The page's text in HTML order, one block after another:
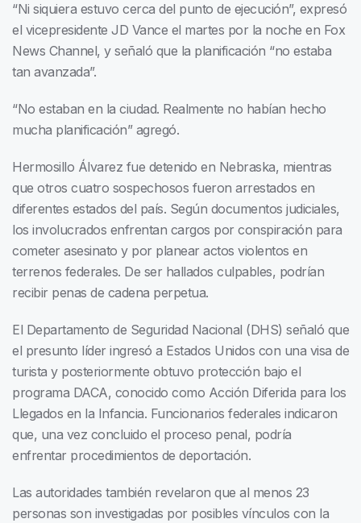
“Ni siquiera estuvo cerca del punto de ejecución”, expresó
el vicepresidente JD Vance el martes por la noche en Fox
News Channel, y señaló que la planificación “no estaba
tan avanzada”.
“No estaban en la ciudad. Realmente no habían hecho
mucha planificación” agregó.
Hermosillo Álvarez fue detenido en Nebraska, mientras
que otros cuatro sospechosos fueron arrestados en
diferentes estados del país. Según documentos judiciales,
los involucrados enfrentan cargos por conspiración para
cometer asesinato y por planear actos violentos en
terrenos federales. De ser hallados culpables, podrían
recibir penas de cadena perpetua.
El Departamento de Seguridad Nacional (DHS) señaló que
el presunto líder ingresó a Estados Unidos con una visa de
turista y posteriormente obtuvo protección bajo el
programa DACA, conocido como Acción Diferida para los
Llegados en la Infancia. Funcionarios federales indicaron
que, una vez concluido el proceso penal, podría
enfrentar procedimientos de deportación.
Las autoridades también revelaron que al menos 23
personas son investigadas por posibles vínculos con la